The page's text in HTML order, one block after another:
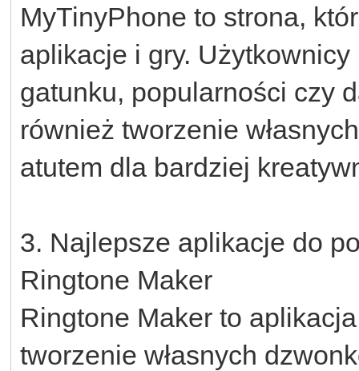
MyTinyPhone to strona,
aplikacje i gry.
gatunku, popularności czy
również tworzenie
atutem dla bardziej
3. Najlepsze aplikacje do
Ringtone Maker
Ringtone Maker to
tworzenie własnych